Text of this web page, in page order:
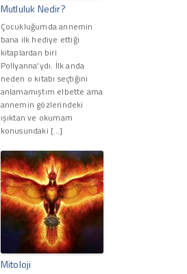
Mutluluk Nedir?
Çocukluğumda annemin
bana ilk hediye ettiği
kitaplardan biri
Pollyanna’ydı. İlk anda
neden o kitabı seçtiğini
anlamamıştım elbette ama
annemin gözlerindeki
ışıktan ve okumam
konusundaki […]
Mitoloji